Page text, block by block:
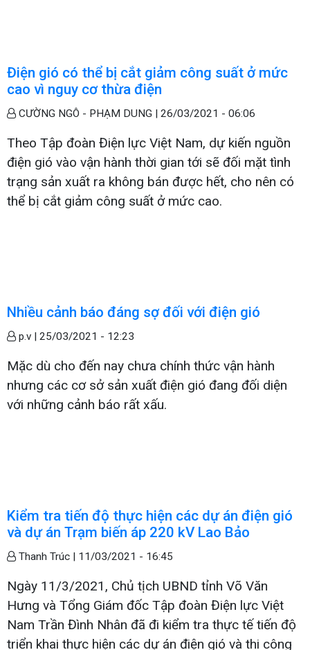
Điện gió có thể bị cắt giảm công suất ở mức
cao vì nguy cơ thừa điện
CƯỜNG NGÔ - PHẠM DUNG | 26/03/2021 - 06:06
Theo Tập đoàn Điện lực Việt Nam, dự kiến nguồn
điện gió vào vận hành thời gian tới sẽ đối mặt tình
trạng sản xuất ra không bán được hết, cho nên có
thể bị cắt giảm công suất ở mức cao.
Nhiều cảnh báo đáng sợ đối với điện gió
p.v | 25/03/2021 - 12:23
Mặc dù cho đến nay chưa chính thức vận hành
nhưng các cơ sở sản xuất điện gió đang đối diện
với những cảnh báo rất xấu.
Kiểm tra tiến độ thực hiện các dự án điện gió
và dự án Trạm biến áp 220 kV Lao Bảo
Thanh Trúc | 11/03/2021 - 16:45
Ngày 11/3/2021, Chủ tịch UBND tỉnh Võ Văn
Hưng và Tổng Giám đốc Tập đoàn Điện lực Việt
Nam Trần Đình Nhân đã đi kiểm tra thực tế tiến độ
triển khai thực hiện các dự án điện gió và thi công